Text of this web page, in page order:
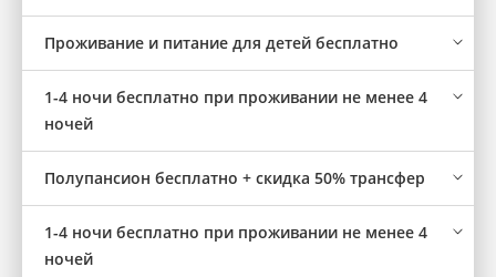
Проживание и питание для детей бесплатно
1-4 ночи бесплатно при проживании не менее 4
ночей
Полупансион бесплатно + скидка 50% трансфер
1-4 ночи бесплатно при проживании не менее 4
ночей